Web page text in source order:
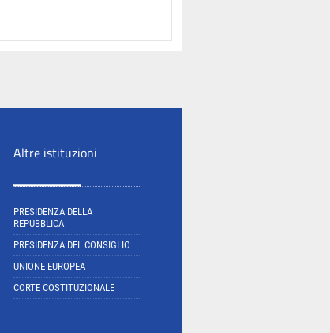
Altre istituzioni
PRESIDENZA DELLA
REPUBBLICA
PRESIDENZA DEL CONSIGLIO
UNIONE EUROPEA
CORTE COSTITUZIONALE